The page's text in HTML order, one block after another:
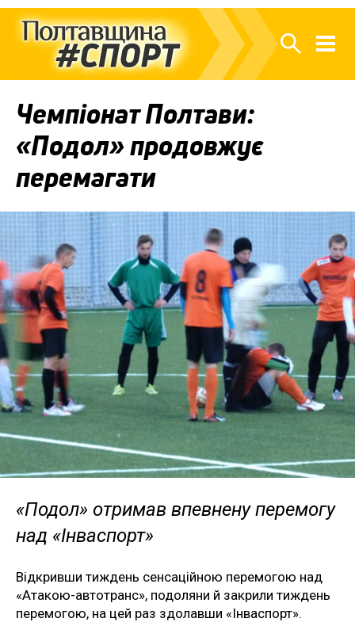
Чемпіонат Полтави:
«Подол» продовжує
перемагати
«Подол» отримав впевнену перемогу
над «Інваспорт»
Відкривши тиждень сенсаційною перемогою над
«Атакою-автотранс», подоляни й закрили тиждень
перемогою, на цей раз здолавши «Інваспорт».